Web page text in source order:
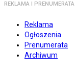
REKLAMA I PRENUMERATA
Reklama
Ogłoszenia
Prenumerata
Archiwum